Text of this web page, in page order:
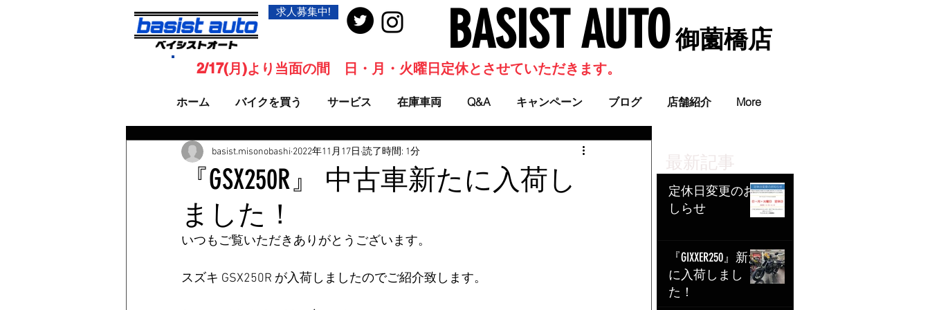
求人募集中! BASIST AUTO​ 御薗橋店
ホーム バイクを買う サービス 在庫車両 Q&A キャンペーン ブログ 店舗紹介 More
2/17(月)より当面の間 日・月・火曜日定休とさせていただきます。
最新記事
定休日変更のお
しらせ
『GIXXER250』新た
に入荷しまし
た！
『GSX250R』 中古車新たに入荷し
ました！
basist.misonobashi 2022年11月17日 読了時間: 1分
いつもご覧いただきありがとうございます。
スズキ GSX250R が入荷しましたのでご紹介致します。